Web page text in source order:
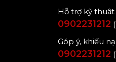
Hỗ trợ kỹ thuật
0902231212
Góp ý, khiếu nại
0902231212